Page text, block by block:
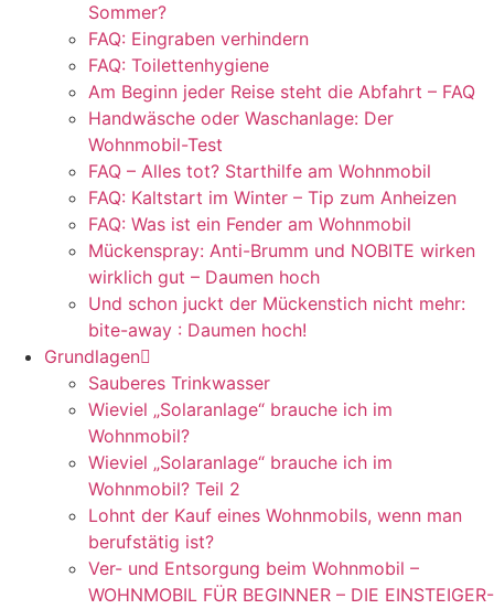
Sommer?
FAQ: Eingraben verhindern
FAQ: Toilettenhygiene
Am Beginn jeder Reise steht die Abfahrt – FAQ
Handwäsche oder Waschanlage: Der
Wohnmobil-Test
FAQ – Alles tot? Starthilfe am Wohnmobil
FAQ: Kaltstart im Winter – Tip zum Anheizen
FAQ: Was ist ein Fender am Wohnmobil
Mückenspray: Anti-Brumm und NOBITE wirken
wirklich gut – Daumen hoch
Und schon juckt der Mückenstich nicht mehr:
bite-away : Daumen hoch!
Grundlagen
Sauberes Trinkwasser
Wieviel „Solaranlage“ brauche ich im
Wohnmobil?
Wieviel „Solaranlage“ brauche ich im
Wohnmobil? Teil 2
Lohnt der Kauf eines Wohnmobils, wenn man
berufstätig ist?
Ver- und Entsorgung beim Wohnmobil –
WOHNMOBIL FÜR BEGINNER – DIE EINSTEIGER-